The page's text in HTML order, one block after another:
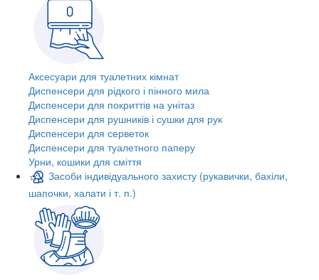
Аксесуари для туалетних кімнат
Диспенсери для рідкого і пінного мила
Диспенсери для покриттів на унітаз
Диспенсери для рушників і сушки для рук
Диспенсери для серветок
Диспенсери для туалетного паперу
Урни, кошики для сміття
Засоби індивідуального захисту (рукавички, бахіли,
шапочки, халати і т. п.)